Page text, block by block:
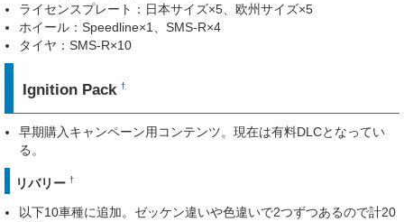
ライセンスプレート：日本サイズ×5、欧州サイズ×5
ホイール：Speedline×1、SMS-R×4
タイヤ：SMS-R×10
Ignition Pack†
早期購入キャンペーン用コンテンツ。現在は有料DLCとなってい
る。
リバリー †
以下10車種に追加。ゼッケン違いや色違いで2つずつあるので計20